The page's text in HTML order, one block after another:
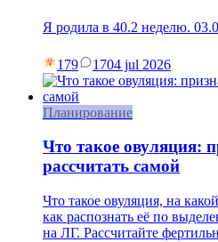
Я родила в 40.2 неделю.
179 1704 jul 2026
Планирование
Что такое овуляция:
рассчитать самой
Что такое овуляция, на
как распознать её по
на ЛГ. Рассчитайте